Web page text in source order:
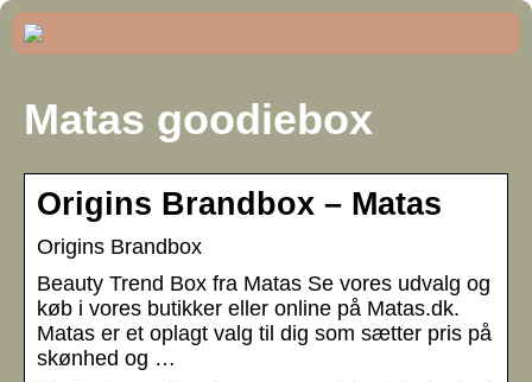
Matas goodiebox
Origins Brandbox – Matas
Origins Brandbox
Beauty Trend Box fra Matas Se vores udvalg og
køb i vores butikker eller online på Matas.dk.
Matas er et oplagt valg til dig som sætter pris på
skønhed og …